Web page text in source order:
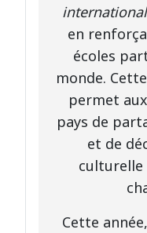
en
écoles
monde.
permet
pays de
et de
culturelle
Cette